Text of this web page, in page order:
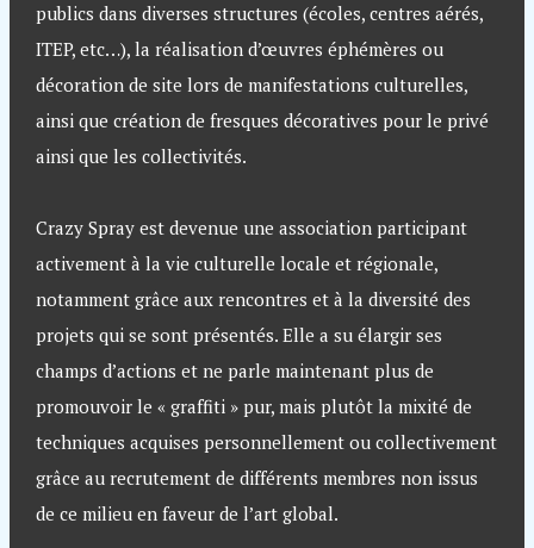
publics dans diverses structures (écoles, centres aérés,
ITEP, etc…), la réalisation d’œuvres éphémères ou
décoration de site lors de manifestations culturelles,
ainsi que création de fresques décoratives pour le privé
ainsi que les collectivités.
Crazy Spray est devenue une association participant
activement à la vie culturelle locale et régionale,
notamment grâce aux rencontres et à la diversité des
projets qui se sont présentés. Elle a su élargir ses
champs d’actions et ne parle maintenant plus de
promouvoir le « graffiti » pur, mais plutôt la mixité de
techniques acquises personnellement ou collectivement
grâce au recrutement de différents membres non issus
de ce milieu en faveur de l’art global.